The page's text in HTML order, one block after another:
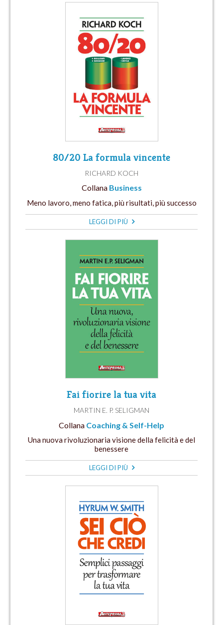
80/20 La formula vincente
RICHARD KOCH
Collana Business
Meno lavoro, meno fatica, più risultati, più successo
LEGGI DI PIÙ
Fai fiorire la tua vita
MARTIN E. P. SELIGMAN
Collana Coaching & Self-Help
Una nuova rivoluzionaria visione della felicità e del
benessere
LEGGI DI PIÙ